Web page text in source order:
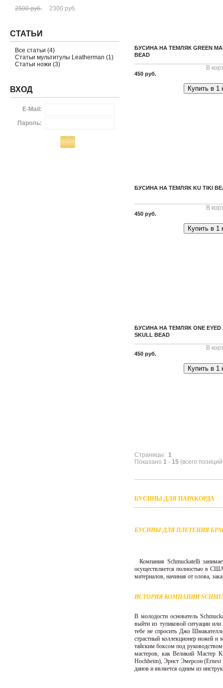
2500 руб. 2300 руб.
СТАТЬИ
Все статьи (4)
Статьи мультитулы Leatherman (1)
Статьи ножи (3)
ВХОД
E-Mail:
Пароль:
БУСИНА НА ТЕМЛЯК GREEN
BEAD
450 руб.
В
Купить в 1
БУСИНА НА ТЕМЛЯК KU TIKI
450 руб.
В
Купить в 1
БУСИНА НА ТЕМЛЯК ONE EYED
SKULL BEAD
450 руб.
В
Купить в 1
Страницы: 1
Показано 1 - 15 (всего
БУСИНЫ ДЛЯ ПАРАКОРДА
БУСИНЫ ДЛЯ ПЛЕТЕНИЯ
Компания Schmuckatelli
осуществляется полностью в
материалов, начиная от олова,
ИСТОРИЯ КОМПАНИИ
В молодости основатель
выйти из тупиковой ситуации
тебе не спросить Джо
страстный коллекционер ножей и
тайским боксом под
мастеров, как Великий
Hochheim), Эрнст Эмерсон
данов и является одним из